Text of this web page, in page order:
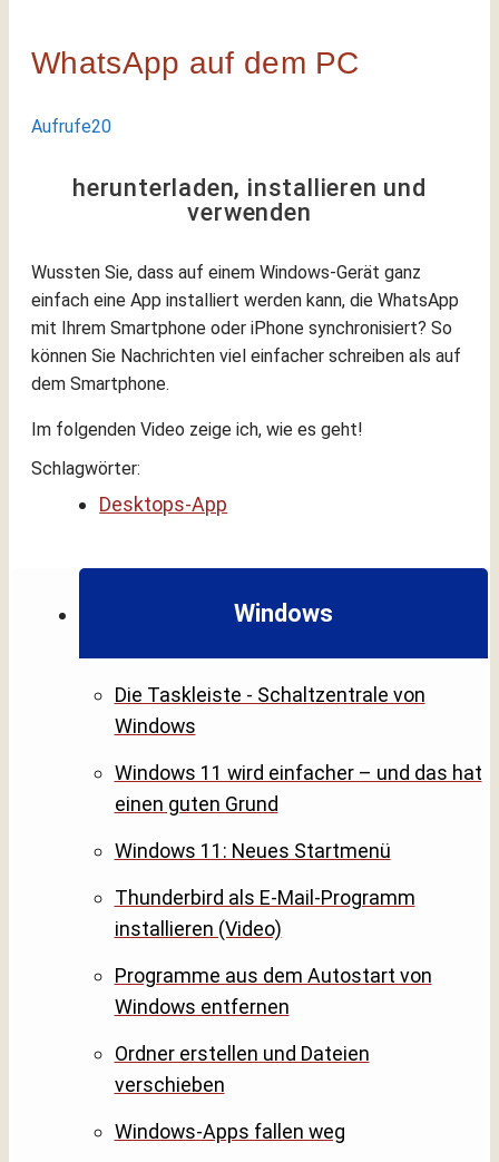
Windows
Die Taskleiste - Schaltzentrale von
Windows
Windows 11 wird einfacher – und das hat
einen guten Grund
Windows 11: Neues Startmenü
Thunderbird als E-Mail-Programm
installieren (Video)
Programme aus dem Autostart von
Windows entfernen
Ordner erstellen und Dateien
verschieben
Windows-Apps fallen weg
WhatsApp auf dem PC
Aufrufe20
herunterladen, installieren und
verwenden
Wussten Sie, dass auf einem Windows-Gerät ganz
einfach eine App installiert werden kann, die WhatsApp
mit Ihrem Smartphone oder iPhone synchronisiert? So
können Sie Nachrichten viel einfacher schreiben als auf
dem Smartphone.
Im folgenden Video zeige ich, wie es geht!
Schlagwörter:
Desktops-App